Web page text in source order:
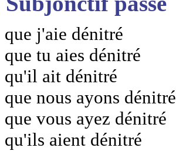
que j'aie dénitré
que tu aies dénitré
qu'il ait dénitré
que nous ayons dénitré
que vous ayez dénitré
qu'ils aient dénitré